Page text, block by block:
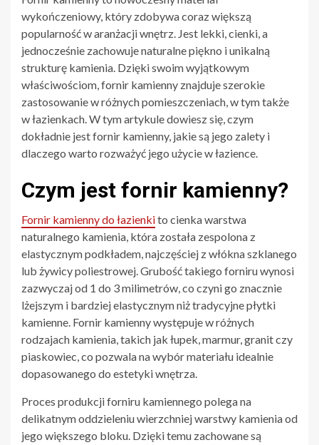
wykończeniowy, który zdobywa coraz większą
popularność w aranżacji wnętrz. Jest lekki, cienki, a
jednocześnie zachowuje naturalne piękno i unikalną
strukturę kamienia. Dzięki swoim wyjątkowym
właściwościom, fornir kamienny znajduje szerokie
zastosowanie w różnych pomieszczeniach, w tym także
w łazienkach. W tym artykule dowiesz się, czym
dokładnie jest fornir kamienny, jakie są jego zalety i
dlaczego warto rozważyć jego użycie w łazience.
Czym jest fornir kamienny?
Fornir kamienny do łazienkito cienka warstwa
naturalnego kamienia, która została zespolona z
elastycznym podkładem, najczęściej z włókna szklanego
lub żywicy poliestrowej. Grubość takiego forniru wynosi
zazwyczaj od 1 do 3 milimetrów, co czyni go znacznie
lżejszym i bardziej elastycznym niż tradycyjne płytki
kamienne. Fornir kamienny występuje w różnych
rodzajach kamienia, takich jak łupek, marmur, granit czy
piaskowiec, co pozwala na wybór materiału idealnie
dopasowanego do estetyki wnętrza.
Proces produkcji forniru kamiennego polega na
delikatnym oddzieleniu wierzchniej warstwy kamienia od
jego większego bloku. Dzięki temu zachowane są